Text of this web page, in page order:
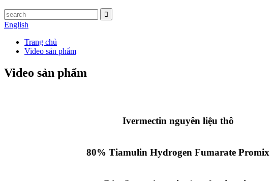
English
Trang chủ
Video sản phẩm
Video sản phẩm
Ivermectin nguyên liệu thô
80% Tiamulin Hydrogen Fumarate Promix